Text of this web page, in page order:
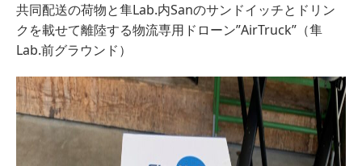
共同配送の荷物と隼Lab.内Sanのサンドイッチとドリン
クを載せて離陸する物流専用ドローン”AirTruck”（隼
Lab.前グラウンド）